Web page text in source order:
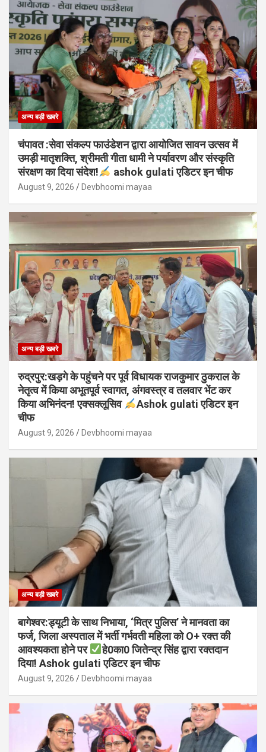
अन्य बड़ी खबरे
चंपावत :सेवा संकल्प फाउंडेशन द्वारा आयोजित सावन उत्सव में
उमड़ी मातृशक्ति, श्रीमती गीता धामी ने पर्यावरण और संस्कृति
संरक्षण का दिया संदेश!
ashok gulati एडिटर इन चीफ
August 9, 2026 Devbhoomi mayaa
अन्य बड़ी खबरे
रुद्रपुर:खड़गे के पहुंचने पर पूर्व विधायक राजकुमार ठुकराल के
नेतृत्व में किया अभूतपूर्व स्वागत, अंगवस्त्र व तलवार भेंट कर
किया अभिनंदन! एक्सक्लूसिव
Ashok gulati एडिटर इन
चीफ
August 9, 2026 Devbhoomi mayaa
अन्य बड़ी खबरे
बागेश्वर:ड्यूटी के साथ निभाया, ‘मित्र पुलिस’ ने मानवता का
फर्ज, जिला अस्पताल में भर्ती गर्भवती महिला को O+ रक्त की
आवश्यकता होने पर
हे0का0 जितेन्द्र सिंह द्वारा रक्तदान
दिया! Ashok gulati एडिटर इन चीफ
August 9, 2026 Devbhoomi mayaa